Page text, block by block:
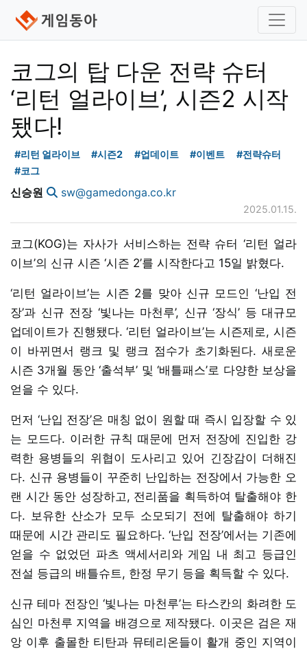
코그의 탑 다운 전략 슈터
‘리턴 얼라이브’, 시즌2 시작
됐다!
#리턴 얼라이브 #시즌2 #업데이트 #이벤트
#전략슈터
#코그
신승원 sw@gamedonga.co.kr
2025.01.15.
코그(KOG)는 자사가 서비스하는 전략 슈터 ‘리턴 얼라
이브’의 신규 시즌 ‘시즌 2’를 시작한다고 15일 밝혔다.
‘리턴 얼라이브’는 시즌 2를 맞아 신규 모드인 ‘난입 전
장’과 신규 전장 ‘빛나는 마천루’, 신규 ‘장식’ 등 대규모
업데이트가 진행됐다. ‘리턴 얼라이브’는 시즌제로, 시즌
이 바뀌면서 랭크 및 랭크 점수가 초기화된다. 새로운
시즌 3개월 동안 ‘출석부’ 및 ‘배틀패스’로 다양한 보상을
얻을 수 있다.
먼저 ‘난입 전장’은 매칭 없이 원할 때 즉시 입장할 수 있
는 모드다. 이러한 규칙 때문에 먼저 전장에 진입한 강
력한 용병들의 위협이 도사리고 있어 긴장감이 더해진
다. 신규 용병들이 꾸준히 난입하는 전장에서 가능한 오
랜 시간 동안 성장하고, 전리품을 획득하여 탈출해야 한
다. 보유한 산소가 모두 소모되기 전에 탈출해야 하기
때문에 시간 관리도 필요하다. ‘난입 전장’에서는 기존에
얻을 수 없었던 파츠 액세서리와 게임 내 최고 등급인
전설 등급의 배틀슈트, 한정 무기 등을 획득할 수 있다.
신규 테마 전장인 ‘빛나는 마천루’는 타스칸의 화려한 도
심인 마천루 지역을 배경으로 제작됐다. 이곳은 검은 재
앙 이후 출몰한 티탄과 뮤테리온들이 활개 중인 지역이